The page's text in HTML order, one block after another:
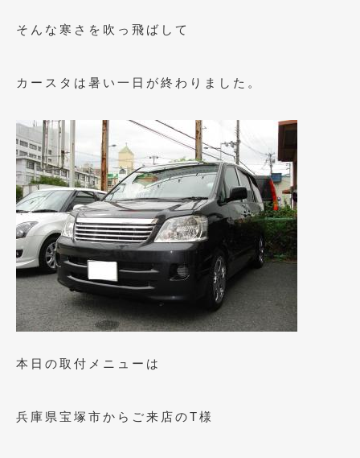
2023年12月 (2)
2023年10月 (2)
2023年9月(1)
2023年8月(2)
2023年4月(1)
2022年12月(1)
2022年10月 (2)
2022年8月(1)
2022年4月(2)
2021年12月 (2)
そんな寒さを吹っ飛ばして
カースタは暑い一日が終わりました。
本日の取付メニューは
兵庫県宝塚市からご来店のT様